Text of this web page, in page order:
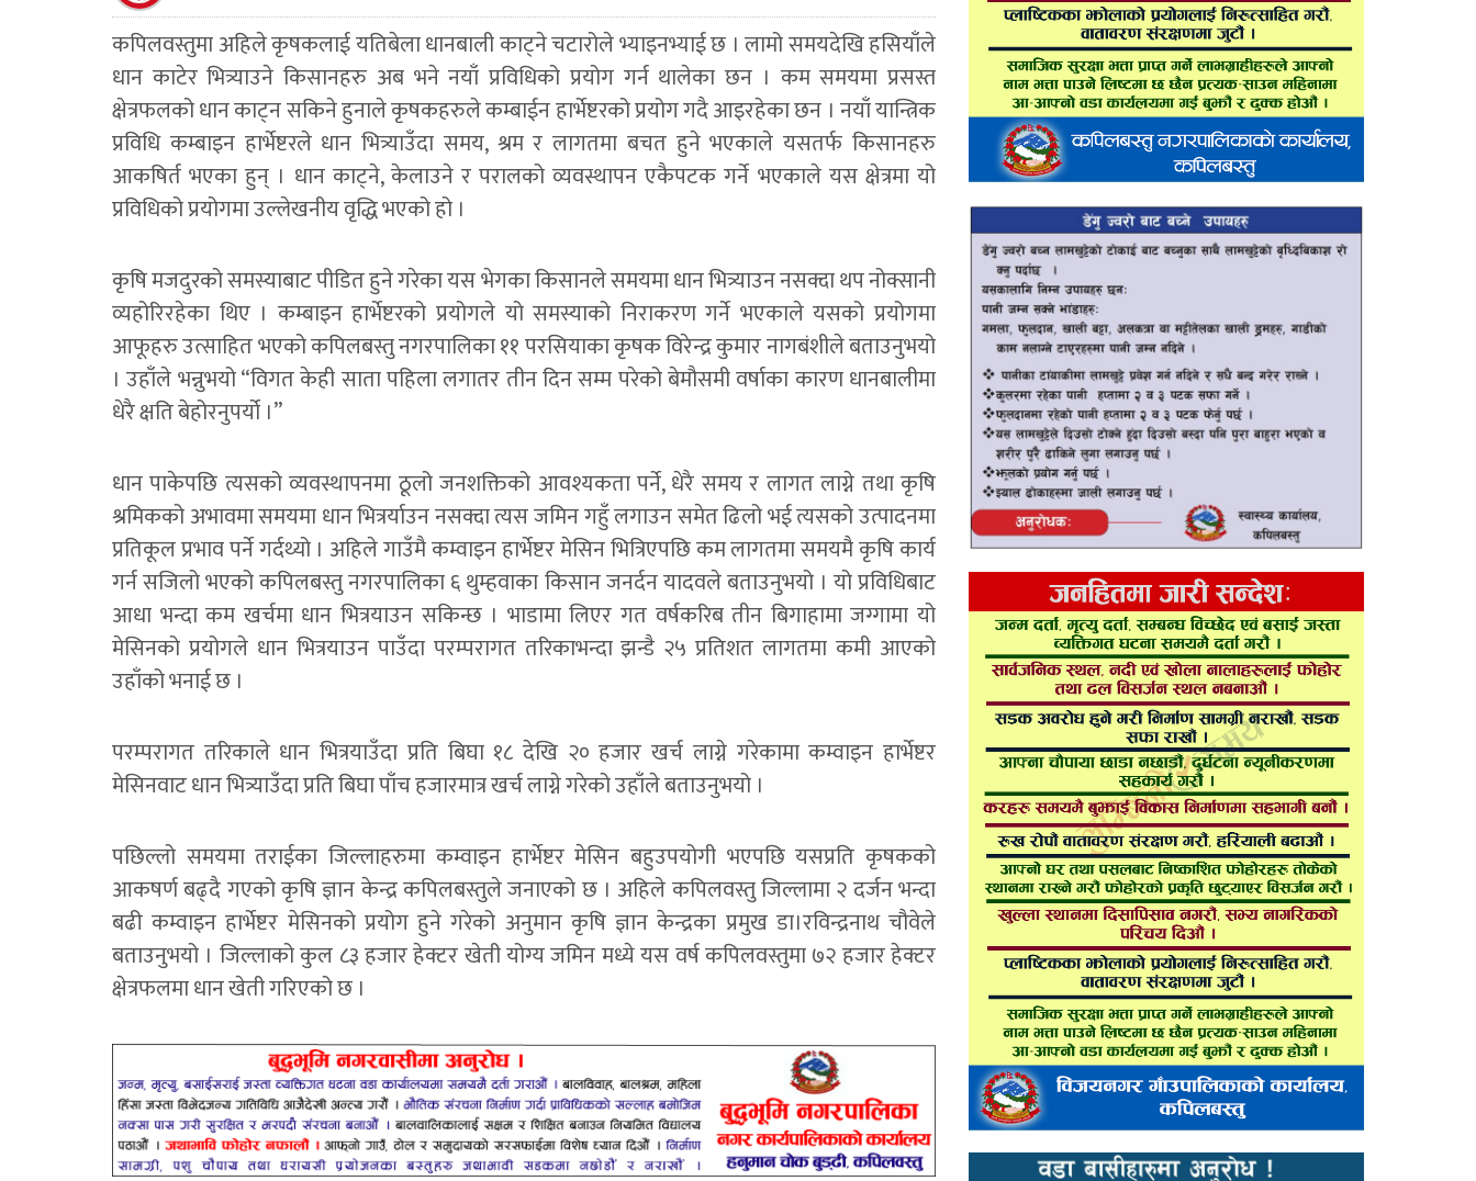
कपिलवस्तुमा अहिले कृषकलाई यतिबेला धानबाली काट्ने चटारोले भ्याइनभ्याई छ । लामो समयदेखि हसियाँले
धान काटेर भित्र्याउने किसानहरु अब भने नयाँ प्रविधिको प्रयोग गर्न थालेका छन । कम समयमा प्रसस्त
क्षेत्रफलको धान काट्न सकिने हुनाले कृषकहरुले कम्बाईन हार्भेष्टरको प्रयोग गदै आइरहेका छन । नयाँ यान्त्रिक
प्रविधि कम्बाइन हार्भेष्टरले धान भित्र्याउँदा समय, श्रम र लागतमा बचत हुने भएकाले यसतर्फ किसानहरु
आकषिर्त भएका हुन् । धान काट्ने, केलाउने र परालको व्यवस्थापन एकैपटक गर्ने भएकाले यस क्षेत्रमा यो
प्रविधिको प्रयोगमा उल्लेखनीय वृद्धि भएको हो ।
कृषि मजदुरको समस्याबाट पीडित हुने गरेका यस भेगका किसानले समयमा धान भित्र्याउन नसक्दा थप नोक्सानी
व्यहोरिरहेका थिए । कम्बाइन हार्भेष्टरको प्रयोगले यो समस्याको निराकरण गर्ने भएकाले यसको प्रयोगमा
आफूहरु उत्साहित भएको कपिलबस्तु नगरपालिका ११ परसियाका कृषक विरेन्द्र कुमार नागबंशीले बताउनुभयो
। उहाँले भन्नुभयो “विगत केही साता पहिला लगातर तीन दिन सम्म परेको बेमौसमी वर्षाका कारण धानबालीमा
धेरै क्षति बेहोरनुपर्यो ।”
धान पाकेपछि त्यसको व्यवस्थापनमा ठूलो जनशक्तिको आवश्यकता पर्ने, धेरै समय र लागत लाग्ने तथा कृषि
श्रमिकको अभावमा समयमा धान भित्रर्याउन नसक्दा त्यस जमिन गहुँ लगाउन समेत ढिलो भई त्यसको उत्पादनमा
प्रतिकूल प्रभाव पर्ने गर्दथ्यो । अहिले गाउँमै कम्वाइन हार्भेष्टर मेसिन भित्रिएपछि कम लागतमा समयमै कृषि कार्य
गर्न सजिलो भएको कपिलबस्तु नगरपालिका ६ थुम्हवाका किसान जनर्दन यादवले बताउनुभयो । यो प्रविधिबाट
आधा भन्दा कम खर्चमा धान भित्रयाउन सकिन्छ । भाडामा लिएर गत वर्षकरिब तीन बिगाहामा जग्गामा यो
मेसिनको प्रयोगले धान भित्रयाउन पाउँदा परम्परागत तरिकाभन्दा झन्डै २५ प्रतिशत लागतमा कमी आएको
उहाँको भनाई छ ।
परम्परागत तरिकाले धान भित्रयाउँदा प्रति बिघा १८ देखि २० हजार खर्च लाग्ने गरेकामा कम्वाइन हार्भेष्टर
मेसिनवाट धान भित्र्याउँदा प्रति बिघा पाँच हजारमात्र खर्च लाग्ने गरेको उहाँले बताउनुभयो ।
पछिल्लो समयमा तराईका जिल्लाहरुमा कम्वाइन हार्भेष्टर मेसिन बहुउपयोगी भएपछि यसप्रति कृषकको
आकषर्ण बढ्दै गएको कृषि ज्ञान केन्द्र कपिलबस्तुले जनाएको छ । अहिले कपिलवस्तु जिल्लामा २ दर्जन भन्दा
बढी कम्वाइन हार्भेष्टर मेसिनको प्रयोग हुने गरेको अनुमान कृषि ज्ञान केन्द्रका प्रमुख डा।रविन्द्रनाथ चौवेले
बताउनुभयो । जिल्लाको कुल ८३ हजार हेक्टर खेती योग्य जमिन मध्ये यस वर्ष कपिलवस्तुमा ७२ हजार हेक्टर
क्षेत्रफलमा धान खेती गरिएको छ ।